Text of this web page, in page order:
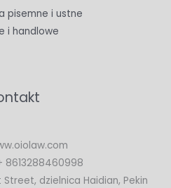
pisemne i ustne
i handlowe
8613288460998
dzielnica Haidian, Pekin